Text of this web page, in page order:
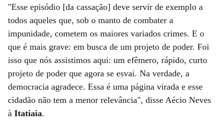
"Esse episódio [da cassação] deve servir de exemplo a
todos aqueles que, sob o manto de combater a
impunidade, cometem os maiores variados crimes. E o
que é mais grave: em busca de um projeto de poder. Foi
isso que nós assistimos aqui: um efêmero, rápido, curto
projeto de poder que agora se esvai. Na verdade, a
democracia agradece. Essa é uma página virada e esse
cidadão não tem a menor relevância", disse Aécio Neves
à Itatiaia.